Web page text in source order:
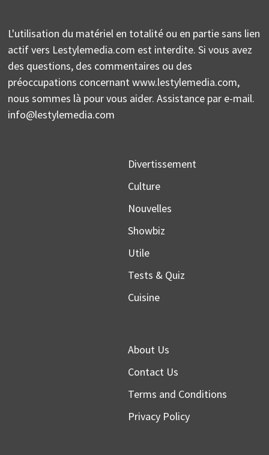
L'utilisation du matériel en totalité ou en partie sans lien
actif vers Lestylemedia.com est interdite. Si vous avez
des questions, des commentaires ou des
préoccupations concernant www.lestylemedia.com,
nous sommes là pour vous aider. Assistance par e-mail.
info@lestylemedia.com
Divertissement
Culture
Nouvelles
Showbiz
Utile
Tests & Quiz
Cuisine
About Us
Contact Us
Terms and Conditions
Privacy Policy